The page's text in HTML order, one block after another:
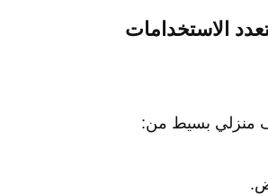
الاستخدامات
منزلي بسيط من: